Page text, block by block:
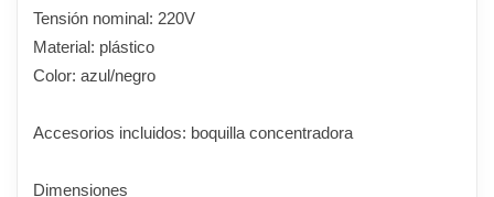
Tensión nominal: 220V
Material: plástico
Color: azul/negro
Accesorios incluidos: boquilla concentradora
Dimensiones